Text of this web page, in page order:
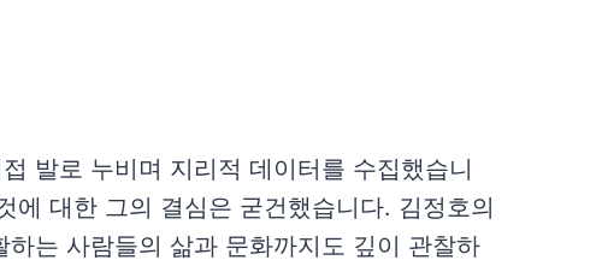
발로 누비며 지리적 데이터를 수집했습니
대한 그의 결심은 굳건했습니다. 김정호의
는 사람들의 삶과 문화까지도 깊이 관찰하